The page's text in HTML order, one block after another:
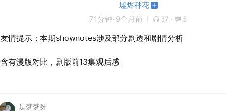
墟烬种花
71分钟 · 9个月前 37 · 6
友情提示：本期shownotes涉及部分剧透和剧情分析
含有漫版对比，剧版前13集观后感
是梦梦呀